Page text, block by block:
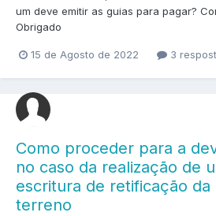
um deve emitir as guias para pagar?
Obrigado
15 de Agosto de 2022 3
Como proceder para a
no caso da realização de
escritura de retificação da
terreno